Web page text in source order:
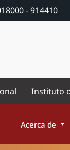
- 914410
Instituto
Acerca de